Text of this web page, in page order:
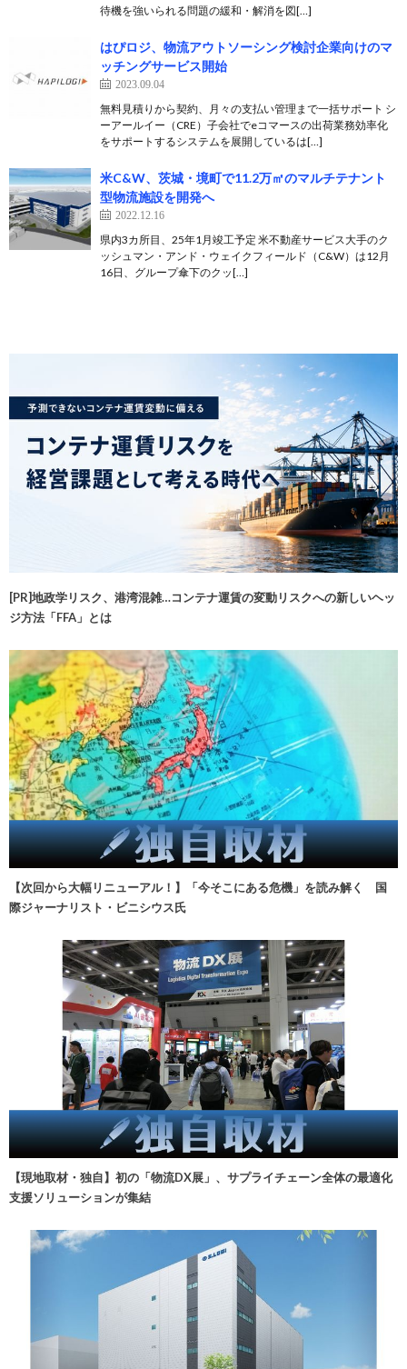
待機を強いられる問題の緩和・解消を図[…]
はぴロジ、物流アウトソーシング検討企業向けのマ
ッチングサービス開始
2023.09.04
無料見積りから契約、月々の支払い管理まで一括サポート シ
ーアールイー（CRE）子会社でeコマースの出荷業務効率化
をサポートするシステムを展開しているは[…]
米C&W、茨城・境町で11.2万㎡のマルチテナント
型物流施設を開発へ
2022.12.16
県内3カ所目、25年1月竣工予定 米不動産サービス大手のク
ッシュマン・アンド・ウェイクフィールド（C&W）は12月
16日、グループ傘下のクッ[…]
[PR]地政学リスク、港湾混雑…コンテナ運賃の変動リスクへの新しいヘッ
ジ方法「FFA」とは
【次回から大幅リニューアル！】「今そこにある危機」を読み解く 国
際ジャーナリスト・ビニシウス氏
【現地取材・独自】初の「物流DX展」、サプライチェーン全体の最適化
支援ソリューションが集結